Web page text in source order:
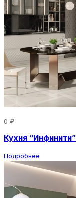
0 ₽
Кухня “Инфинити”
Подробнее